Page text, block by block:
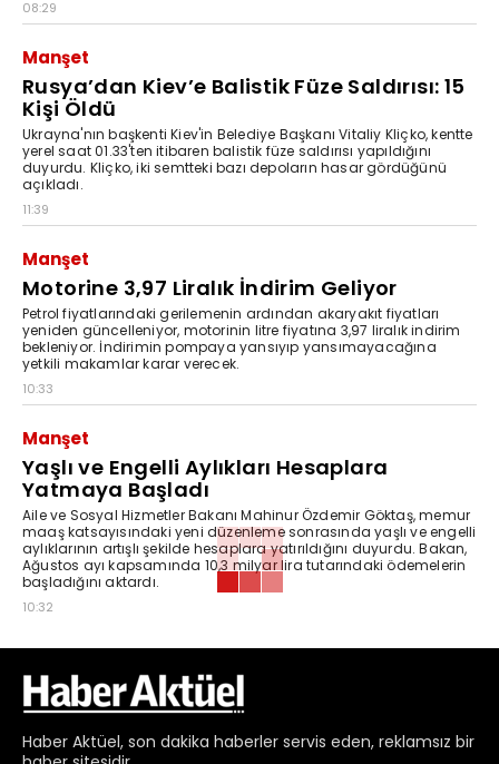
08:29
Manşet
Rusya’dan Kiev’e Balistik Füze Saldırısı: 15
Kişi Öldü
Ukrayna'nın başkenti Kiev'in Belediye Başkanı Vitaliy Kliçko, kentte
yerel saat 01.33'ten itibaren balistik füze saldırısı yapıldığını
duyurdu. Kliçko, iki semtteki bazı depoların hasar gördüğünü
açıkladı.
11:39
Manşet
Motorine 3,97 Liralık İndirim Geliyor
Petrol fiyatlarındaki gerilemenin ardından akaryakıt fiyatları
yeniden güncelleniyor, motorinin litre fiyatına 3,97 liralık indirim
bekleniyor. İndirimin pompaya yansıyıp yansımayacağına
yetkili makamlar karar verecek.
10:33
Manşet
Yaşlı ve Engelli Aylıkları Hesaplara
Yatmaya Başladı
Aile ve Sosyal Hizmetler Bakanı Mahinur Özdemir Göktaş, memur
maaş katsayısındaki yeni düzenleme sonrasında yaşlı ve engelli
aylıklarının artışlı şekilde hesaplara yatırıldığını duyurdu. Bakan,
Ağustos ayı kapsamında 10,3 milyar lira tutarındaki ödemelerin
başladığını aktardı.
10:32
Haber Aktüel, son dakika haberler servis eden, reklamsız bir